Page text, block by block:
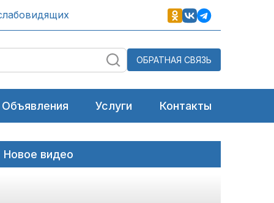
ОБРАТНАЯ СВЯЗЬ
Объявления Услуги Контакты
Новое видео